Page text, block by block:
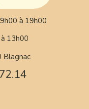
à 19h00
13h00
Blagnac